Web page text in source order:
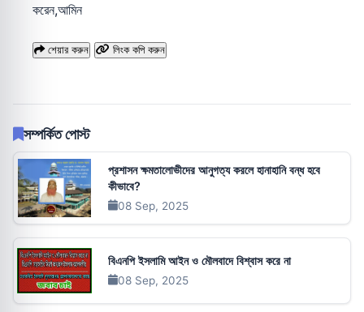
করেন,আমিন
শেয়ার করুন লিংক কপি করুন
সম্পর্কিত পোস্ট
প্রশাসন ক্ষমতালোভীদের আনুগত্য করলে হানাহানি বন্ধ হবে
কীভাবে?
08 Sep, 2025
বিএনপি ইসলামি আইন ও মৌলবাদে বিশ্বাস করে না
08 Sep, 2025